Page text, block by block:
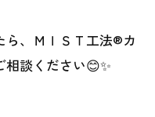
ら、ＭＩＳＴ工法®カ
相談ください😊✨